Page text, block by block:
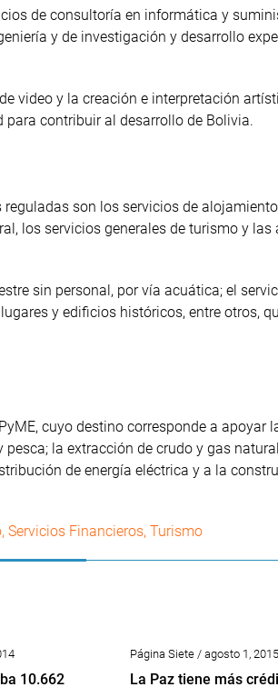
de consultoría en informática y
y de investigación y desarrollo
video y la creación e interpretación
contribuir al desarrollo de Bolivia.
son los servicios de
los servicios generales de turismo y las
sin personal, por vía acuática; el
y edificios históricos, entre otros,
cuyo destino corresponde a apoyar
la extracción de crudo y gas
de energía eléctrica y a la
, Servicios Financieros, Turismo
10.662
Página Siete / agosto 1, 2015
La Paz tiene más